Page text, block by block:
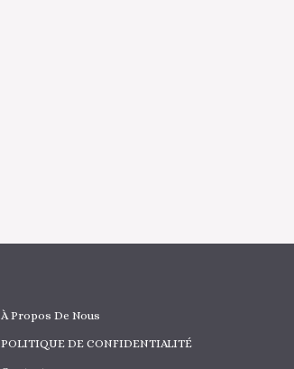
À Propos De Nous
POLITIQUE DE CONFIDENTIALITÉ